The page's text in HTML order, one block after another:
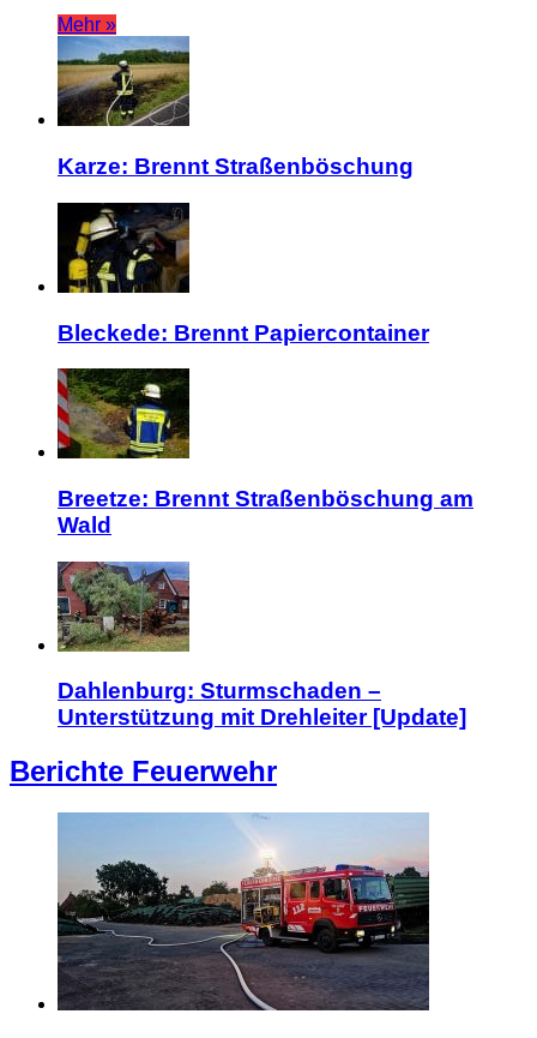
Mehr »
Karze: Brennt Straßenböschung
Bleckede: Brennt Papiercontainer
Breetze: Brennt Straßenböschung am
Wald
Dahlenburg: Sturmschaden –
Unterstützung mit Drehleiter [Update]
Berichte Feuerwehr